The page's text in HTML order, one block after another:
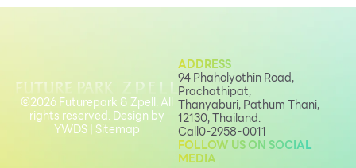
Gold & Jewelry
ADDRESS
94 Phaholyothin Road,
Prachathipat,
Thanyaburi, Pathum Thani,
12130, Thailand.
Call0-2958-0011
FOLLOW US ON SOCIAL
MEDIA
©2026 Futurepark & Zpell. All
rights reserved. Design by
YWDS| Sitemap